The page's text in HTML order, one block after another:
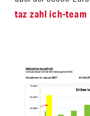
taz zahl ich-team